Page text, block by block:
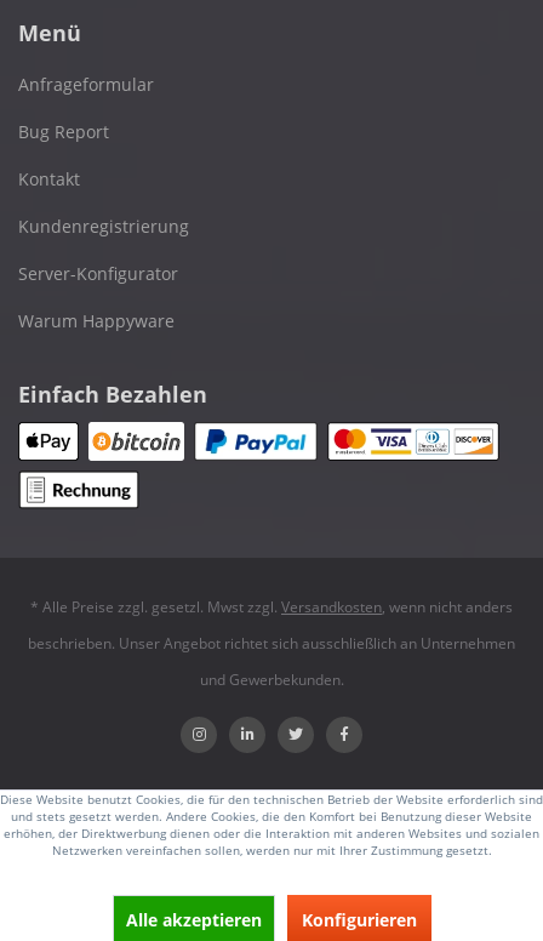
Menü
Anfrageformular
Bug Report
Kontakt
Kundenregistrierung
Server-Konfigurator
Warum Happyware
Einfach Bezahlen
* Alle Preise zzgl. gesetzl. Mwst zzgl. Versandkosten, wenn nicht anders
beschrieben. Unser Angebot richtet sich ausschließlich an Unternehmen
und Gewerbekunden.
Diese Website benutzt Cookies, die für den technischen Betrieb der Website erforderlich sind
und stets gesetzt werden. Andere Cookies, die den Komfort bei Benutzung dieser Website
erhöhen, der Direktwerbung dienen oder die Interaktion mit anderen Websites und sozialen
Netzwerken vereinfachen sollen, werden nur mit Ihrer Zustimmung gesetzt.
Alle akzeptieren Konfigurieren